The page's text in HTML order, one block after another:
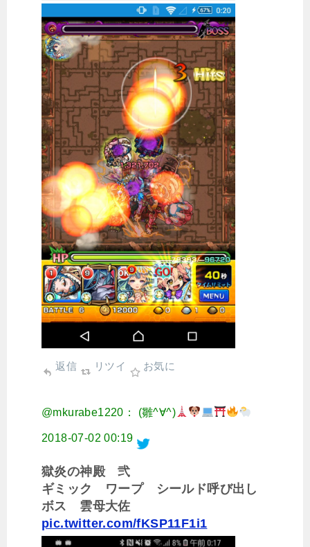
返信 リツイ お気に
@mkurabe1220： (雛^∀^)
2018-07-02 00:19
獄炎の神殿 弐
ギミック ワープ シールド呼び出し
ボス 雲母大佐
pic.twitter.com/fKSP11F1i1